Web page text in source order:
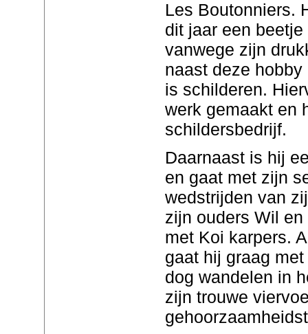
Les Boutonniers.
dit jaar een
vanwege zijn
naast deze
is schilderen.
werk gemaakt en
schildersbedrijf.
Daarnaast is hij
en gaat met zijn
wedstrijden van
zijn ouders Wil
met Koi karpers.
gaat hij graag
dog wandelen in
zijn trouwe